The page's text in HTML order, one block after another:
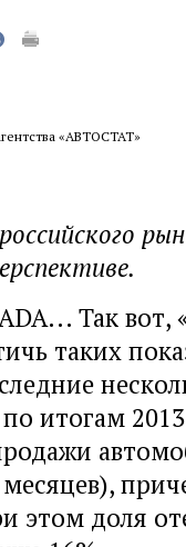
«АВТОСТАТ»
Так вот,
таких
итогам
этом доля